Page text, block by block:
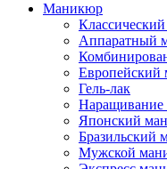
Маникюр
Аппаратный
Европейский
Гель-лак
Наращивание
Японский
Бразильский
Мужской